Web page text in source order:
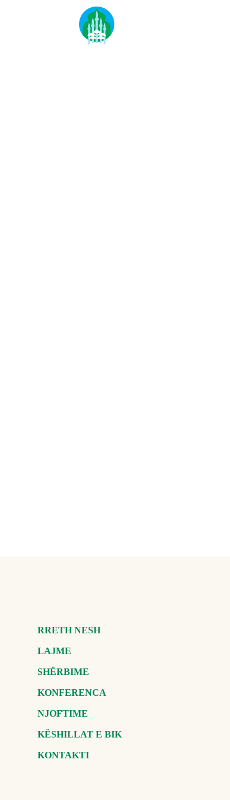
RRETH NESH
LAJME
SHËRBIME
KONFERENCA
NJOFTIME
KËSHILLAT E BIK
KONTAKTI